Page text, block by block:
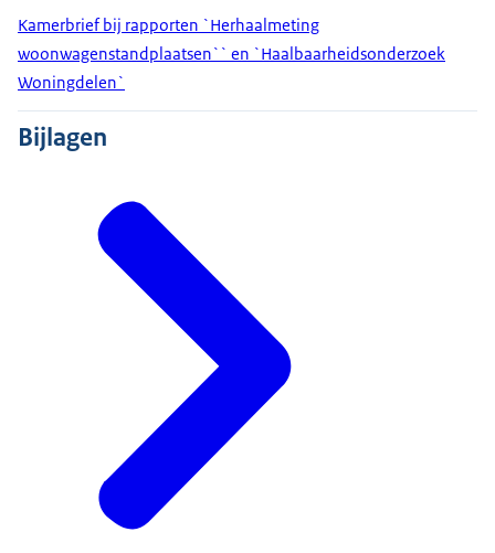
Kamerbrief bij rapporten `Herhaalmeting
woonwagenstandplaatsen`` en `Haalbaarheidsonderzoek
Woningdelen`
Bijlagen